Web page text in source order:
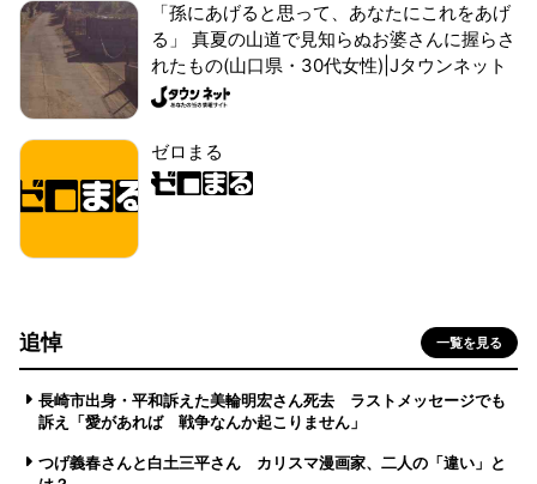
「孫にあげると思って、あなたにこれをあげ
る」 真夏の山道で見知らぬお婆さんに握らさ
れたもの(山口県・30代女性)|Jタウンネット
ゼロまる
追悼 一覧を見る
長崎市出身・平和訴えた美輪明宏さん死去 ラストメッセージでも
訴え「愛があれば 戦争なんか起こりません」
つげ義春さんと白土三平さん カリスマ漫画家、二人の「違い」と